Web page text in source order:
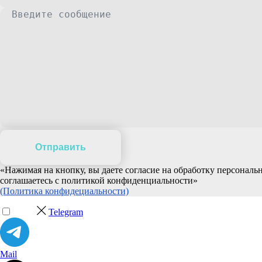
Отправить
«Нажимая на кнопку, вы даете согласие на обработку
соглашаетесь c политикой конфиденциальности»
(Политика конфидециальности)
Telegram
Mail